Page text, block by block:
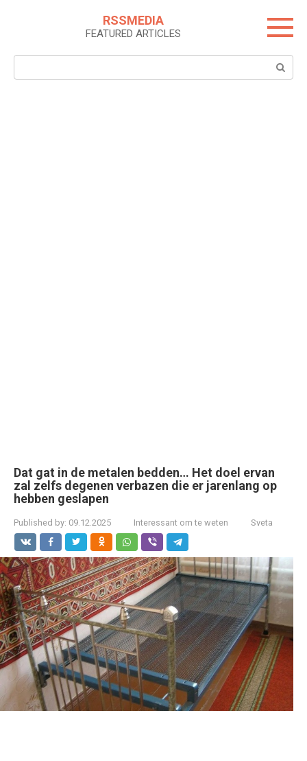
RSSMEDIA
FEATURED ARTICLES
Search:
Dat gat in de metalen bedden… Het doel ervan
zal zelfs degenen verbazen die er jarenlang op
hebben geslapen
Published by: 09.12.2025 Interessant om te weten Sveta